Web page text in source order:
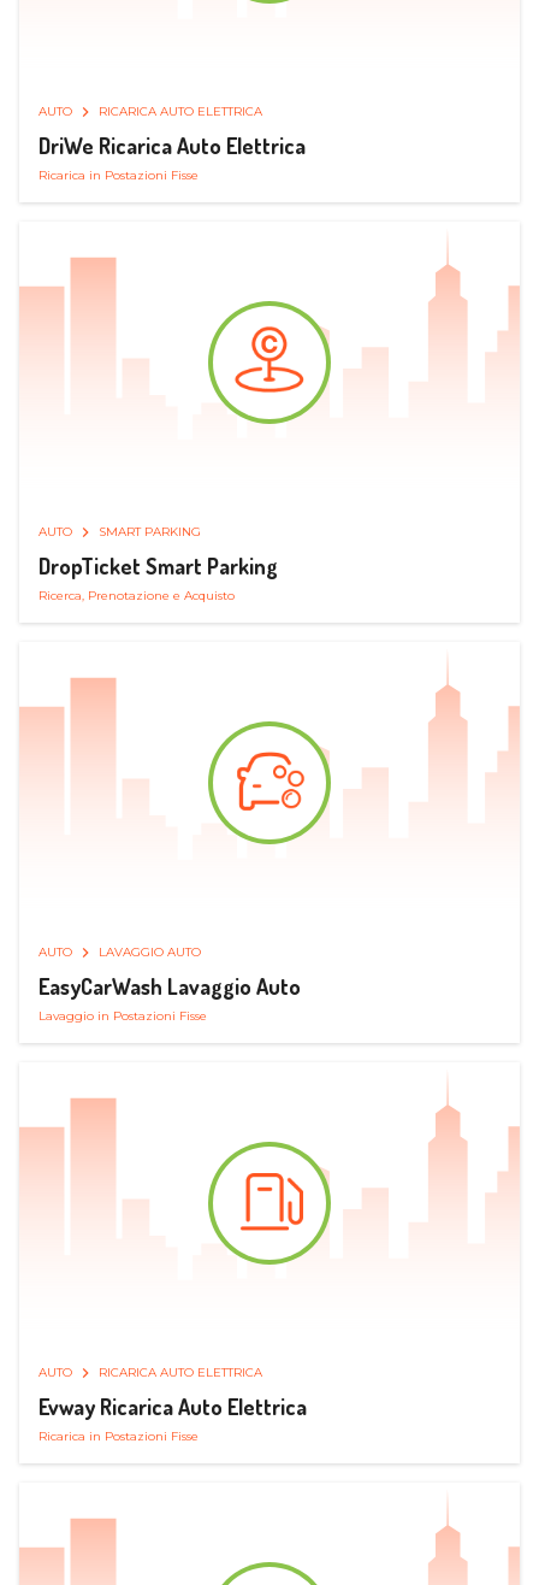
AUTO RICARICA AUTO ELETTRICA
DriWe Ricarica Auto Elettrica
Ricarica in Postazioni Fisse
AUTO SMART PARKING
DropTicket Smart Parking
Ricerca, Prenotazione e Acquisto
AUTO LAVAGGIO AUTO
EasyCarWash Lavaggio Auto
Lavaggio in Postazioni Fisse
AUTO RICARICA AUTO ELETTRICA
Evway Ricarica Auto Elettrica
Ricarica in Postazioni Fisse